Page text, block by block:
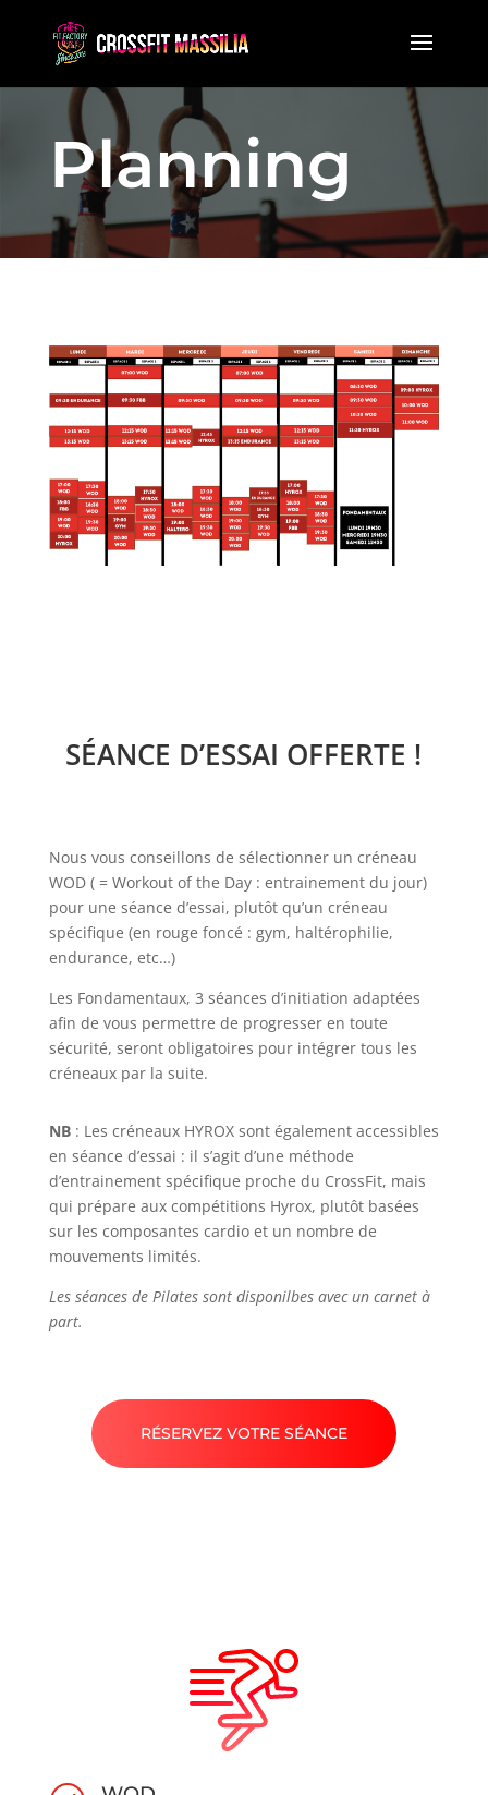
Planning
SÉANCE D’ESSAI OFFERTE !
Nous vous conseillons de sélectionner un créneau
WOD ( = Workout of the Day : entrainement du jour)
pour une séance d’essai, plutôt qu’un créneau
spécifique (en rouge foncé : gym, haltérophilie,
endurance, etc…)
Les Fondamentaux, 3 séances d’initiation adaptées
afin de vous permettre de progresser en toute
sécurité, seront obligatoires pour intégrer tous les
créneaux par la suite.
NB: Les créneaux HYROX sont également accessibles
en séance d’essai : il s’agit d’une méthode
d’entrainement spécifique proche du CrossFit, mais
qui prépare aux compétitions Hyrox, plutôt basées
sur les composantes cardio et un nombre de
mouvements limités.
Les séances de Pilates sont disponilbes avec un carnet à
part.
RÉSERVEZ VOTRE SÉANCE